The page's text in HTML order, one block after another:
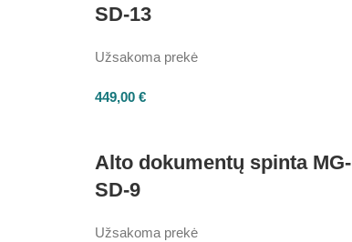
SD-13
Užsakoma prekė
449,00 €
Alto dokumentų spinta MG-
SD-9
Užsakoma prekė